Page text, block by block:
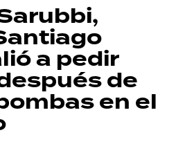
a pedir
de
en el